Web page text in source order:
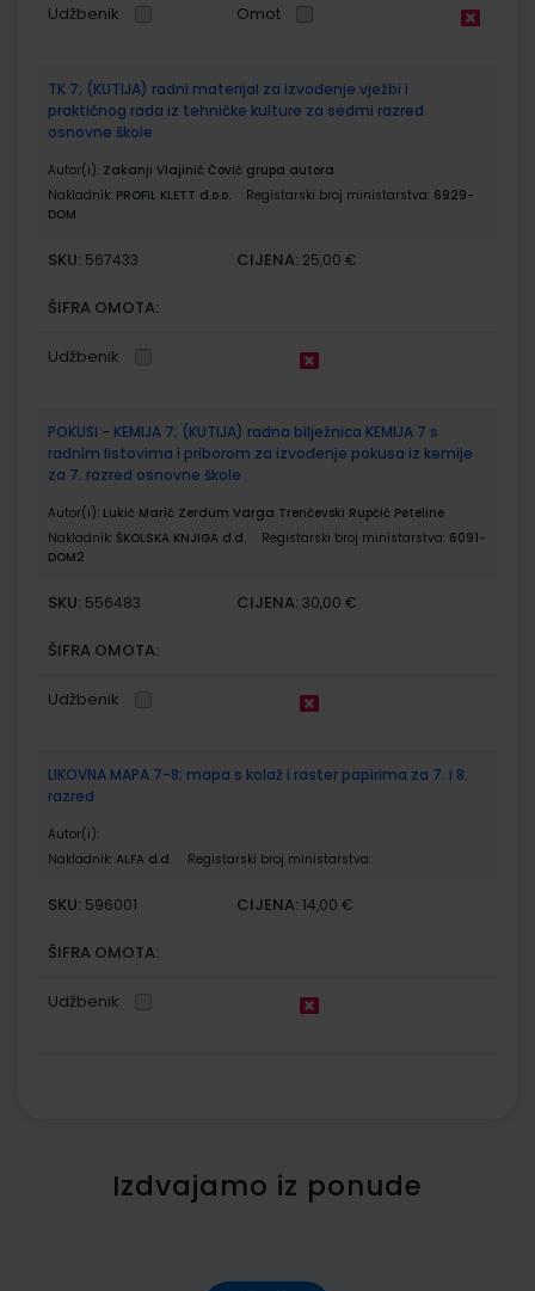
Udžbenik Omot
TK 7; (KUTIJA) radni materijal za izvođenje vježbi i
praktičnog rada iz tehničke kulture za sedmi razred
osnovne škole
Autor(i): Zakanji Vlajinić Čović grupa autora
Nakladnik: PROFIL KLETT d.o.o. Registarski broj ministarstva: 6929-
DOM
SKU: 567433 CIJENA: 25,00 €
ŠIFRA OMOTA:
Udžbenik
POKUSI - KEMIJA 7; (KUTIJA) radna bilježnica KEMIJA 7 s
radnim listovima i priborom za izvođenje pokusa iz kemije
za 7. razred osnovne škole
Autor(i): Lukić Marić Zerdum Varga Trenčevski Rupčić Peteline
Nakladnik: ŠKOLSKA KNJIGA d.d. Registarski broj ministarstva: 6091-
DOM2
SKU: 556483 CIJENA: 30,00 €
ŠIFRA OMOTA:
Udžbenik
LIKOVNA MAPA 7-8; mapa s kolaž i raster papirima za 7. i 8.
razred
Autor(i):
Nakladnik: ALFA d.d. Registarski broj ministarstva:
SKU: 596001 CIJENA: 14,00 €
ŠIFRA OMOTA:
Udžbenik
Izdvajamo iz ponude